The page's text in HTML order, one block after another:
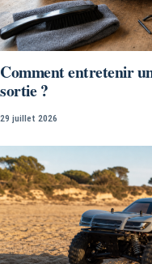
Comment entretenir
sortie ?
29 juillet 2026